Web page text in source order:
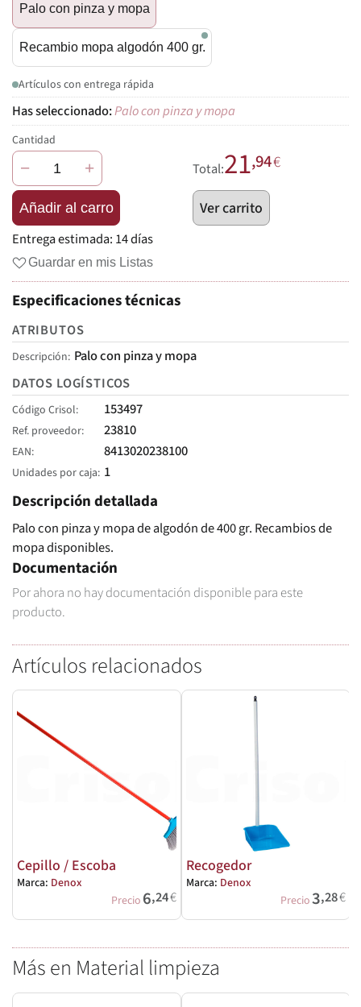
Palo con pinza y mopa
Recambio mopa algodón 400 gr.
Artículos con entrega rápida
Palo con pinza y mopa
Cantidad
− +
Añadir al carro
Total:21,94€
Ver carrito
Entrega estimada: 14 días
Guardar en mis Listas
Especificaciones técnicas
ATRIBUTOS
Descripción Palo con pinza y mopa
DATOS LOGÍSTICOS
Código Crisol 153497
Ref. proveedor 23810
EAN 8413020238100
Unidades por caja 1
Descripción detallada
Palo con pinza y mopa de algodón de 400 gr. Recambios de
mopa disponibles.
Documentación
Por ahora no hay documentación disponible para este
producto.
Artículos relacionados
Cepillo / Escoba
Marca: Denox
Precio 6,24€
Recogedor
Marca: Denox
Precio3,28€
Más en Material limpieza